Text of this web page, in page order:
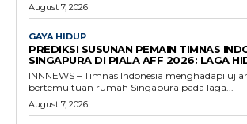
August 7, 2026
GAYA HIDUP
PREDIKSI SUSUNAN PEMAIN TIMNAS
SINGAPURA DI PIALA AFF 2026: LAGA
INNNEWS – Timnas Indonesia menghadapi
bertemu tuan rumah Singapura pada laga...
August 7, 2026